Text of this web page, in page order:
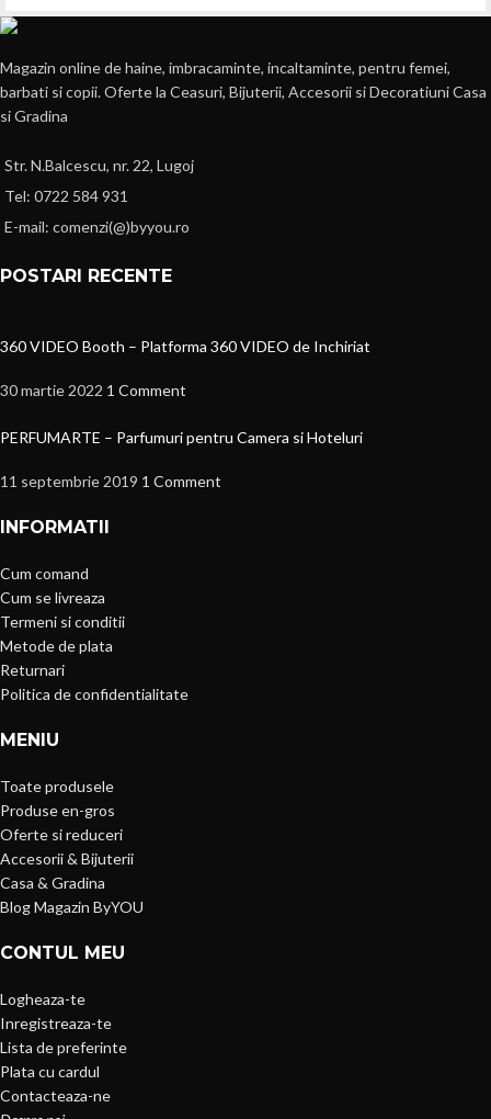
Magazin online de haine, imbracaminte, incaltaminte, pentru femei,
barbati si copii. Oferte la Ceasuri, Bijuterii, Accesorii si Decoratiuni Casa
si Gradina
Str. N.Balcescu, nr. 22, Lugoj
Tel: 0722 584 931
E-mail: comenzi(@)byyou.ro
POSTARI RECENTE
360 VIDEO Booth – Platforma 360 VIDEO de Inchiriat
30 martie 2022 1 Comment
PERFUMARTE – Parfumuri pentru Camera si Hoteluri
11 septembrie 2019 1 Comment
INFORMATII
Cum comand
Cum se livreaza
Termeni si conditii
Metode de plata
Returnari
Politica de confidentialitate
MENIU
Toate produsele
Produse en-gros
Oferte si reduceri
Accesorii & Bijuterii
Casa & Gradina
Blog Magazin ByYOU
CONTUL MEU
Logheaza-te
Inregistreaza-te
Lista de preferinte
Plata cu cardul
Contacteaza-ne